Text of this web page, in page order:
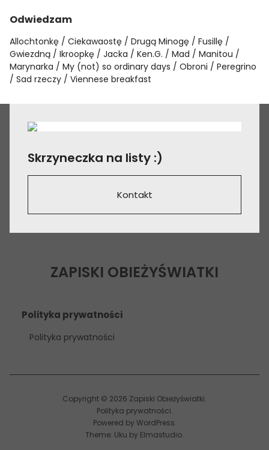
Odwiedzam
Allochtonkę Ciekawaostę Drugą Minogę
Fusillę
Gwiezdną
Ikroopkę Jacka Ken.G. Mad
Manitou
Marynarka
My (not) so ordinary days Obroni
Peregrino
Sad rzeczy
Viennese breakfast
Skrzyneczka na listy :)
Kontakt
ZAPISKI OBIEŻYŚWIATKI
Polityka prywatności
Polityka prywatności
Copyright © 2026 Zapiski Obieżyświatki
Polityka prywatności
Powered by WordPress
Theme: Uku by Elmastudio